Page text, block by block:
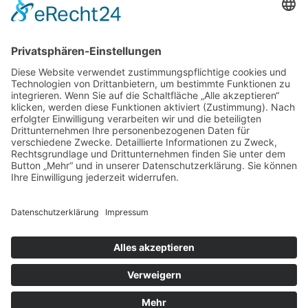
Kähler (Schatzmeister)
E-Mail:
info@stoertebeker-liekendeeler.de
©Störtebeker Liekendeeler e. V. , alle Rechte
vorbehalten
Home Über uns
Engagements
Aktionen
Aktuell
Infos & Spenden
Kontakt
Impressum Datenschutz